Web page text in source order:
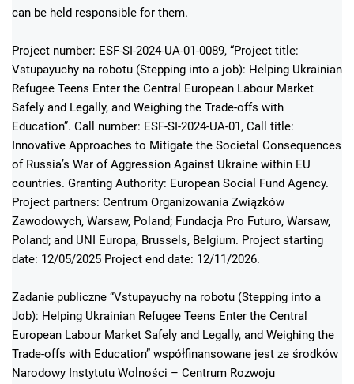
can be held responsible for them.
Project number: ESF-SI-2024-UA-01-0089, “Project title:
Vstupayuchy na robotu (Stepping into a job): Helping Ukrainian
Refugee Teens Enter the Central European Labour Market
Safely and Legally, and Weighing the Trade-offs with
Education”. Call number: ESF-SI-2024-UA-01, Call title:
Innovative Approaches to Mitigate the Societal Consequences
of Russia’s War of Aggression Against Ukraine within EU
countries. Granting Authority: European Social Fund Agency.
Project partners: Centrum Organizowania Związków
Zawodowych, Warsaw, Poland; Fundacja Pro Futuro, Warsaw,
Poland; and UNI Europa, Brussels, Belgium. Project starting
date: 12/05/2025 Project end date: 12/11/2026.
Zadanie publiczne “Vstupayuchy na robotu (Stepping into a
Job): Helping Ukrainian Refugee Teens Enter the Central
European Labour Market Safely and Legally, and Weighing the
Trade-offs with Education” współfinansowane jest ze środków
Narodowy Instytutu Wolności – Centrum Rozwoju